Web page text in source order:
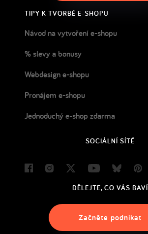
TIPY K TVORBĚ E-SHOPU
Návod na vytvoření e-shopu
% slevy a bonusy
Webdesign e-shopu
Pronájem e-shopu
Jednoduchý e-shop zdarma
SOCIÁLNÍ SÍTĚ
FacebookInstagram
Twitter YoutubeBluesky
DĚLEJTE, CO VÁS BAVÍ
Začněte podnikat